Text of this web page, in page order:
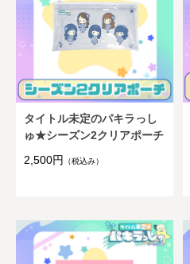
タイトル未定のパキラっし
ゅ★シーズン2クリアポーチ
2,500円
（税込み）